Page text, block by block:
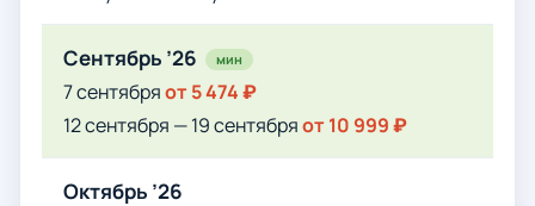
Сентябрь ’26 мин
7 сентябряот 5 474 ₽
12 сентября — 19 сентябряот 10 999 ₽
Октябрь ’26